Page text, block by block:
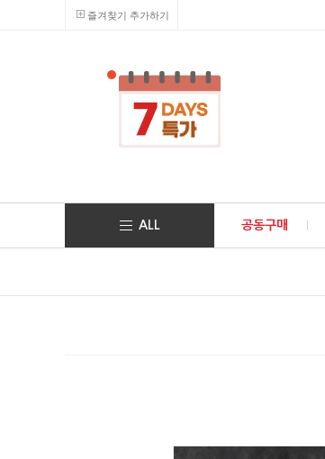
즐겨찾기 추가하기
ALL 공동구매